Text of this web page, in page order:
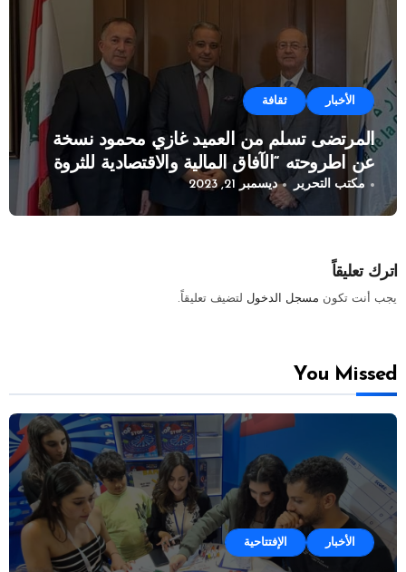
الأخبار ثقافة
المرتضى تسلم من العميد غازي محمود نسخة
عن اطروحته “الآفاق المالية والاقتصادية للثروة
النفطية”
مكتب التحرير ديسمبر 21, 2023
اترك تعليقاً
يجب أنت تكون مسجل الدخول لتضيف تعليقاً.
You Missed
الأخبار الإفتتاحية